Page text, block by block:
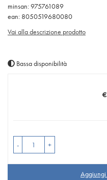
minsan: 975761089
ean: 8050519680080
Vai alla descrizione prodotto
Bassa disponibilità
- +